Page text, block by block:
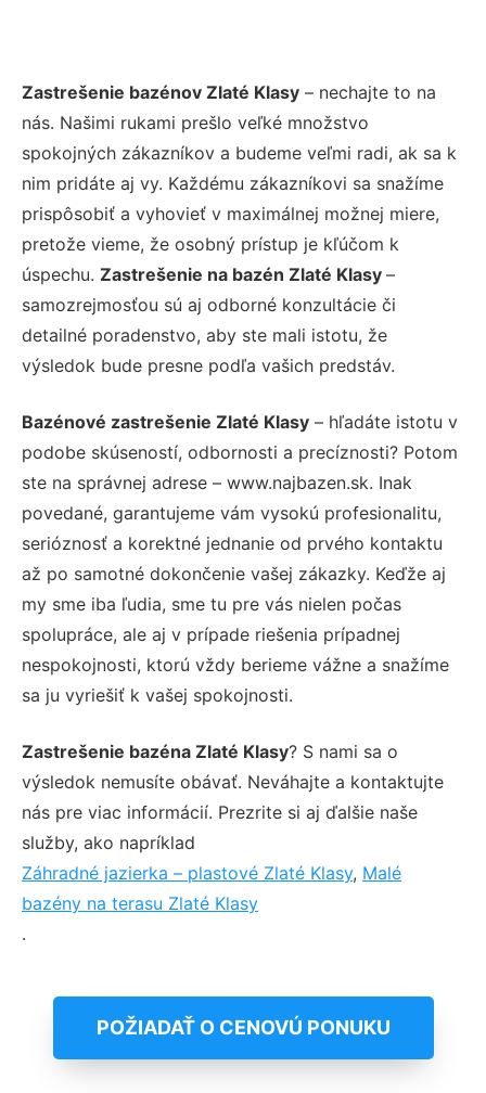
Zastrešenie bazénov Zlaté Klasy – nechajte to na
nás. Našimi rukami prešlo veľké množstvo
spokojných zákazníkov a budeme veľmi radi, ak sa k
nim pridáte aj vy. Každému zákazníkovi sa snažíme
prispôsobiť a vyhovieť v maximálnej možnej miere,
pretože vieme, že osobný prístup je kľúčom k
úspechu. Zastrešenie na bazén Zlaté Klasy –
samozrejmosťou sú aj odborné konzultácie či
detailné poradenstvo, aby ste mali istotu, že
výsledok bude presne podľa vašich predstáv.
Bazénové zastrešenie Zlaté Klasy – hľadáte istotu v
podobe skúseností, odbornosti a precíznosti? Potom
ste na správnej adrese – www.najbazen.sk. Inak
povedané, garantujeme vám vysokú profesionalitu,
serióznosť a korektné jednanie od prvého kontaktu
až po samotné dokončenie vašej zákazky. Keďže aj
my sme iba ľudia, sme tu pre vás nielen počas
spolupráce, ale aj v prípade riešenia prípadnej
nespokojnosti, ktorú vždy berieme vážne a snažíme
sa ju vyriešiť k vašej spokojnosti.
Zastrešenie bazéna Zlaté Klasy? S nami sa o
výsledok nemusíte obávať. Neváhajte a kontaktujte
nás pre viac informácií. Prezrite si aj ďalšie naše
služby, ako napríklad
Záhradné jazierka – plastové Zlaté Klasy, Malé
bazény na terasu Zlaté Klasy
.
POŽIADAŤ O CENOVÚ PONUKU